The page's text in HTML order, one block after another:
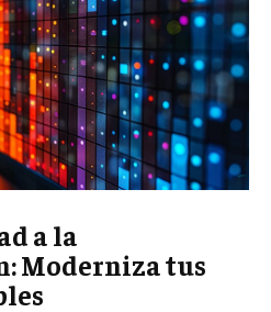
a la
Moderniza tus